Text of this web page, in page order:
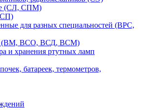
(СЛ, СПМ)
для разных специальностей (ВРС,
(ВМ, ВСО, ВСД, ВСМ)
и хранения ртутных ламп
батареек, термометров,